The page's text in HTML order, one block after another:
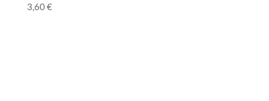
3,60€